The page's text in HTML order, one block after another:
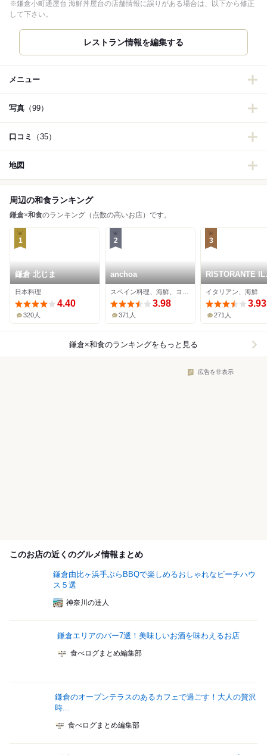
※鎌倉小町通屋台 海鮮丼屋台の店舗情報に誤りがある場合は、以下から修正
して下さい。
レストラン情報を編集する
メニュー
写真 （99）
口コミ （35）
地図
周辺の和食ランキング
鎌倉×和食のランキング（点数の高いお店）です。
1
鎌倉 北じま
日本料理
4.40
320人
2
anchoa
3.98
371人
3
RISTORANTE IL
NODO
イタリアン、海鮮
3.93
271人
鎌倉×和食のランキングをもっと見る
広告を非表示
このお店の近くのグルメ情報まとめ
鎌倉由比ヶ浜手ぶらBBQで楽しめるおしゃれなビーチハウ
ス５選
神奈川の達人
鎌倉エリアのバー7選！美味しいお酒を味わえるお店
食べログまとめ編集部
鎌倉のオープンテラスのあるカフェで過ごす！大人の贅沢
時...
食べログまとめ編集部